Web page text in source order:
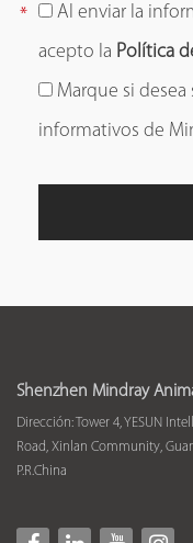
Al enviar la
acepto la Política
Marque si
informativos de
Shenzhen Mindray
Dirección: Tower 4, YESUN
Road, Xinlan Community,
P.R.China